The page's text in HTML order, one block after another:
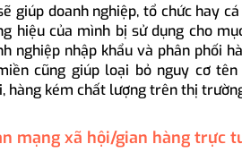
giúp doanh nghiệp, tổ chức hay
hiệu của mình bị sử dụng cho
nghiệp nhập khẩu và phân phối
cũng giúp loại bỏ nguy cơ
hàng kém chất lượng trên thị
mạng xã hội/gian hàng trực